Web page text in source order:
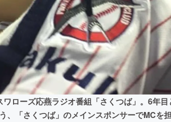
CAMPFIRE for
CAMPFIREふる
ローズ応燕ラジオ番組「さくつば」。6年
、「さくつば」のメインスポンサーでMCを